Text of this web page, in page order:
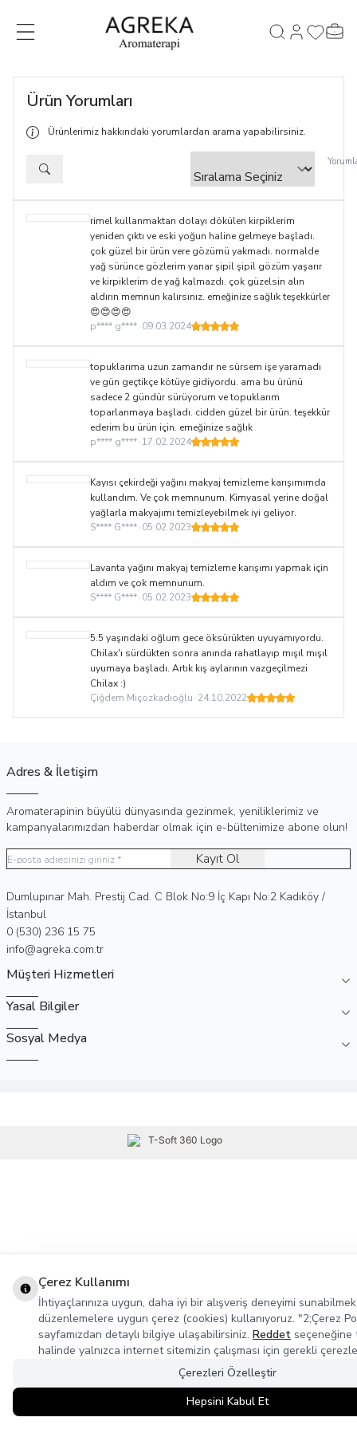
MENÜ Hesabım
Ürün Yorumları
Ürünlerimiz hakkındaki yorumlardan arama yapabilirsiniz.
rimel kullanmaktan dolayı dökülen kirpiklerim
yeniden çıktı ve eski yoğun haline gelmeye başladı.
çok güzel bir ürün vere gözümü yakmadı. normalde
yağ sürünce gözlerim yanar şipil şipil gözüm yaşarır
ve kirpiklerim de yağ kalmazdı. çok güzelsin alın
aldırın memnun kalırsınız. emeğinize sağlık teşekkürler
😍😍😍😍
p**** g**** 09.03.2024
topuklarıma uzun zamandır ne sürsem işe yaramadı
ve gün geçtikçe kötüye gidiyordu. ama bu ürünü
sadece 2 gündür sürüyorum ve topuklarım
toparlanmaya başladı. cidden güzel bir ürün. teşekkür
ederim bu ürün için. emeğinize sağlık
p**** g**** 17.02.2024
Kayısı çekirdeği yağını makyaj temizleme karışımımda
kullandım. Ve çok memnunum. Kimyasal yerine doğal
yağlarla makyajımı temizleyebilmek iyi geliyor.
S**** G**** 05.02.2023
Lavanta yağını makyaj temizleme karışımı yapmak için
aldım ve çok memnunum.
S**** G**** 05.02.2023
5.5 yaşındaki oğlum gece öksürükten uyuyamıyordu.
Chilax'ı sürdükten sonra anında rahatlayıp mışıl mışıl
uyumaya başladı. Artık kış aylarının vazgeçilmezi
Chilax :)
Çiğdem Miçozkadıoğlu 24.10.2022
Adres & İletişim
Aromaterapinin büyülü dünyasında gezinmek, yeniliklerimiz ve
kampanyalarımızdan haberdar olmak için e-bültenimize abone olun!
Kayıt Ol
Adres
Dumlupınar Mah. Prestij Cad. C Blok No:9 İç Kapı No:2 Kadıköy /
İstanbul
Telefon
0 (530) 236 15 75
E-Posta
info@agreka.com.tr
Müşteri Hizmetleri
Yasal Bilgiler
Sosyal Medya
Çerez Kullanımı
İhtiyaçlarınıza uygun, daha iyi bir alışveriş deneyimi
düzenlemelere uygun çerez (cookies) kullanıyoruz. "2;Çerez
sayfamızdan detaylı bilgiye ulaşabilirsiniz. Reddet seçeneğine
halinde yalnızca internet sitemizin çalışması için gerekli
Çerezleri Özelleştir
Hepsini Kabul Et